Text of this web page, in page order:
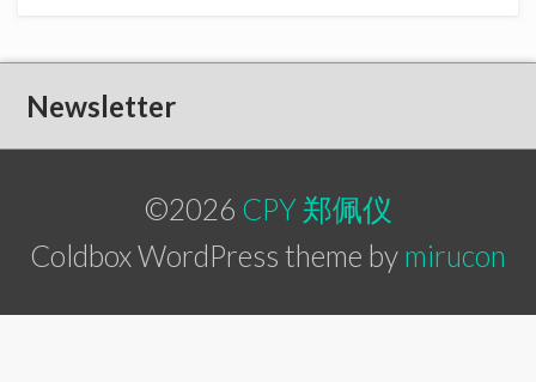
Newsletter
©2026 CPY 郑佩仪
Coldbox WordPress theme by mirucon